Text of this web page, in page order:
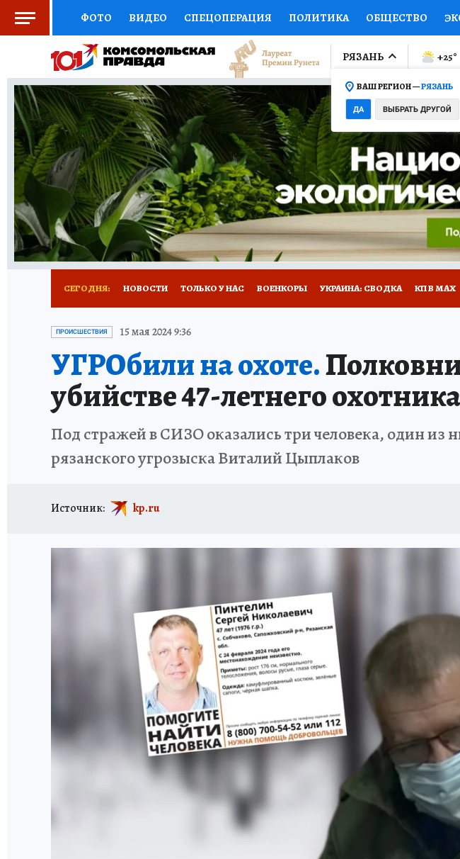
ФОТО ВИДЕО СПЕЦОПЕРАЦИЯ ПОЛИТИКА ОБЩЕСТВО
СОЦПОДДЕРЖКА НАУКА СПОРТ КОЛУМНИСТЫ
ВЫБОР ЭКСПЕРТОВ ДОКТОР ФИНАНСЫ ОТКРЫВАЕМ МИР Я
КНИЖНАЯ ПОЛКА ПРОГНОЗЫ НА СПОРТ ПРОМОКОДЫ СЕРИАЛЫ
ПРЕСС-ЦЕНТР НЕДВИЖИМОСТЬ ТЕЛЕВИЗОР КОЛЛЕКЦИИ
РАДИО КП РЕКЛАМА ТЕСТЫ НОВОЕ НА САЙТЕ
РЯЗАНЬ
ВАШ РЕГИОН —РЯЗАНЬ
ДА ВЫБРАТЬ ДРУГОЙ
+25°
СЕГОДНЯ: НОВОСТИ ТОЛЬКО У НАС ВОЕНКОРЫ УКРАИНА: СВОДКА КП В МАХ
АФИША ИСПЫТАНО НА СЕБЕ
ПРОИСШЕСТВИЯ 15 мая 2024 9:36
УГРОбили на охоте.
убийстве 47-летнего
Под стражей в СИЗО оказались три человека, один
рязанского угрозыска Виталий Цыплаков
Источник: kp.ru